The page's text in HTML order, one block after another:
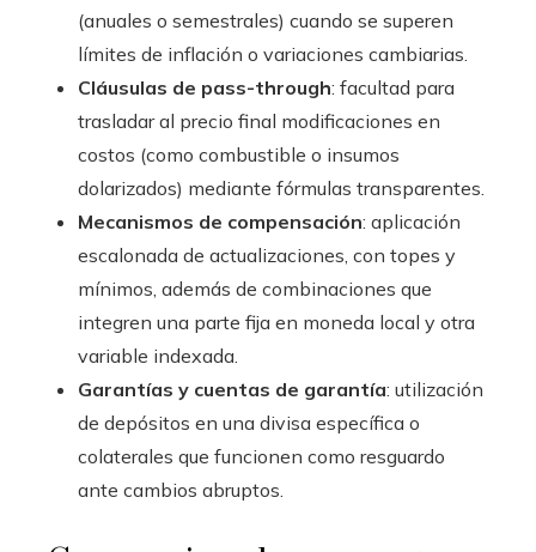
(anuales o semestrales) cuando se superen
límites de inflación o variaciones cambiarias.
Cláusulas de pass-through: facultad para
trasladar al precio final modificaciones en
costos (como combustible o insumos
dolarizados) mediante fórmulas transparentes.
Mecanismos de compensación: aplicación
escalonada de actualizaciones, con topes y
mínimos, además de combinaciones que
integren una parte fija en moneda local y otra
variable indexada.
Garantías y cuentas de garantía: utilización
de depósitos en una divisa específica o
colaterales que funcionen como resguardo
ante cambios abruptos.